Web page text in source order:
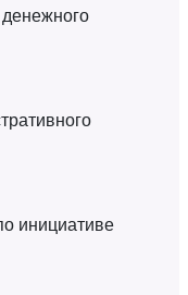
инициативе